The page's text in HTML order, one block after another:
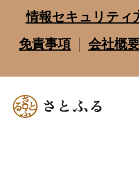
情報セキュリティ
免責事項
会社概